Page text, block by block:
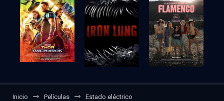
Inicio Películas Estado eléctrico